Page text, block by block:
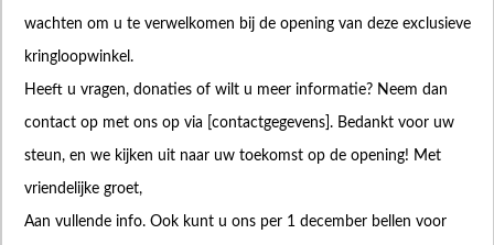
wachten om u te verwelkomen bij de opening van deze exclusieve
kringloopwinkel.
Heeft u vragen, donaties of wilt u meer informatie? Neem dan
contact op met ons op via [contactgegevens]. Bedankt voor uw
steun, en we kijken uit naar uw toekomst op de opening! Met
vriendelijke groet,
Aan vullende info. Ook kunt u ons per 1 december bellen voor